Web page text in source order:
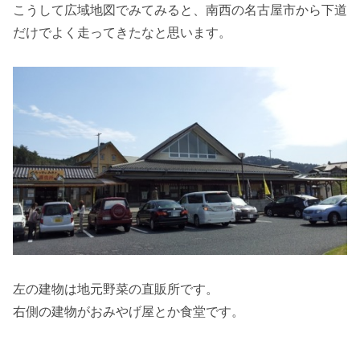
こうして広域地図でみてみると、南西の名古屋市から下道
だけでよく走ってきたなと思います。
左の建物は地元野菜の直販所です。
右側の建物がおみやげ屋とか食堂です。